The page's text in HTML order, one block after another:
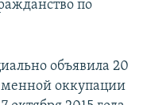
по
объявила 20
оккупации